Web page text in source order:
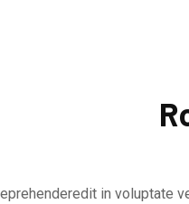
in voluptate